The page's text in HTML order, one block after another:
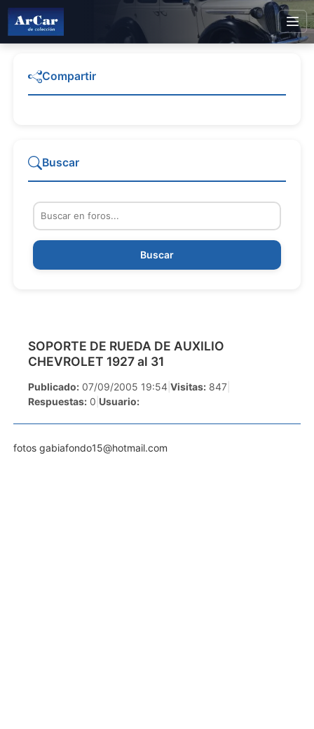
SOPORTE DE RUEDA DE AUXILIO
CHEVROLET 1927 al 31
Publicado: 07/09/2005 19:54 Visitas: 847
Respuestas: 0 Usuario:
fotos gabiafondo15@hotmail.com
Compartir
Buscar
Buscar